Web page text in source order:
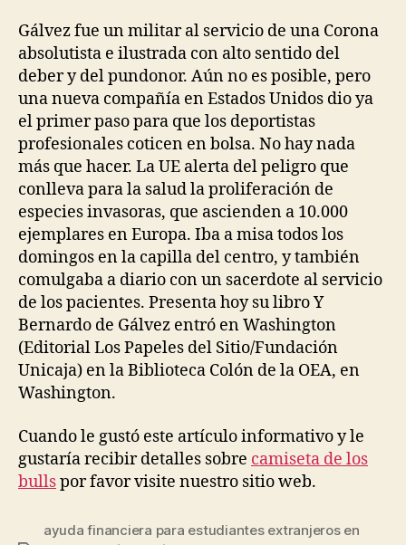
Gálvez fue un militar al servicio de una Corona
absolutista e ilustrada con alto sentido del
deber y del pundonor. Aún no es posible, pero
una nueva compañía en Estados Unidos dio ya
el primer paso para que los deportistas
profesionales coticen en bolsa. No hay nada
más que hacer. La UE alerta del peligro que
conlleva para la salud la proliferación de
especies invasoras, que ascienden a 10.000
ejemplares en Europa. Iba a misa todos los
domingos en la capilla del centro, y también
comulgaba a diario con un sacerdote al servicio
de los pacientes. Presenta hoy su libro Y
Bernardo de Gálvez entró en Washington
(Editorial Los Papeles del Sitio/Fundación
Unicaja) en la Biblioteca Colón de la OEA, en
Washington.
Cuando le gustó este artículo informativo y le
gustaría recibir detalles sobre camiseta de los
bullspor favor visite nuestro sitio web.
ayuda financiera para estudiantes extranjeros en